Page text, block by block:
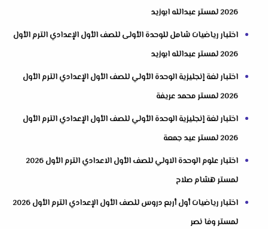
2026 لمستر عبدالله ابوزيد
اختبار رياضيات شامل للوحدة الأولى للصف الأول الإعدادي الترم الأول
2026 لمستر عبدالله ابوزيد
اختبار لغة إنجليزية الوحدة الأولي للصف الأول الإعدادي الترم الأول
2026 لمستر محمد عريفة
اختبار لغة إنجليزية الوحدة الأولي للصف الأول الإعدادي الترم الأول
2026 لمستر عيد جمعة
اختبار علوم الوحدة الاولي للصف الأول الاعدادي الترم الأول 2026
لمستر هشام صلاح
اختبار رياضيات أول أربع دروس للصف الأول الإعدادي الترم الأول 2026
لمستر وفا نصر